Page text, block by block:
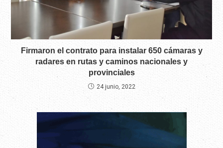
Firmaron el contrato para instalar 650 cámaras y
radares en rutas y caminos nacionales y
provinciales
24 junio, 2022